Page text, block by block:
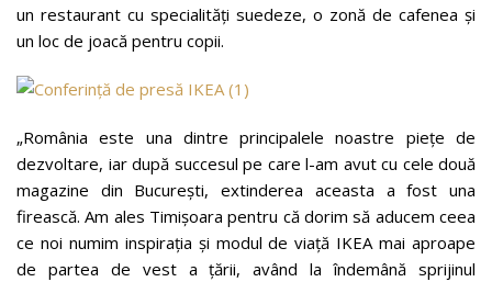
un restaurant cu specialități suedeze, o zonă de cafenea și
un loc de joacă pentru copii.
„România este una dintre principalele noastre piețe de
dezvoltare, iar după succesul pe care l-am avut cu cele două
magazine din București, extinderea aceasta a fost una
firească. Am ales Timișoara pentru că dorim să aducem ceea
ce noi numim inspirația și modul de viață IKEA mai aproape
de partea de vest a țării, având la îndemână sprijinul